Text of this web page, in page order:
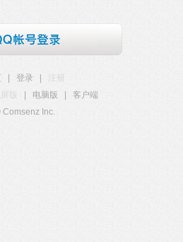
登录
注册
屏版 电脑版
客户端
Comsenz Inc.